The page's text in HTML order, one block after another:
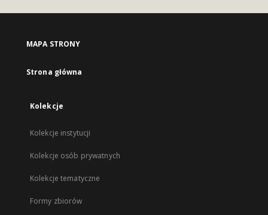
MAPA STRONY
Strona główna
Kolekcje
Kolekcje instytucji
Kolekcje osób prywatnych
Kolekcje tematyczne
Formy zbiorów